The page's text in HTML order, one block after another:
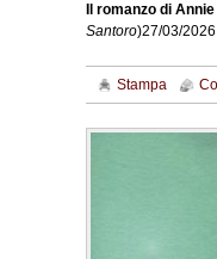
Il romanzo di
Santoro)27/03/2026
Stampa